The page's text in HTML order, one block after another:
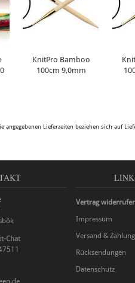
KnitPro Bamboo
100cm 9,0mm
Lieferzeiten beziehen sich auf
Chat
Vertrag
Impressum
Versand & Zahlung
Rücksendungen
Datenschutz